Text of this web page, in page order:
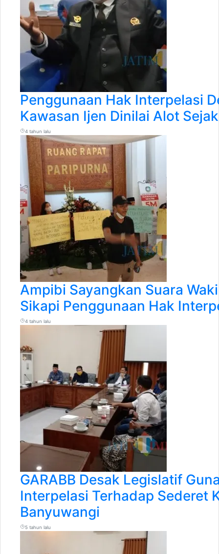
Penggunaan Hak Interpelasi
Kawasan Ijen Dinilai Alot
4 tahun lalu
Ampibi Sayangkan Suara
Sikapi Penggunaan Hak
4 tahun lalu
GARABB Desak Legislatif
Interpelasi Terhadap Sederet
Banyuwangi
5 tahun lalu